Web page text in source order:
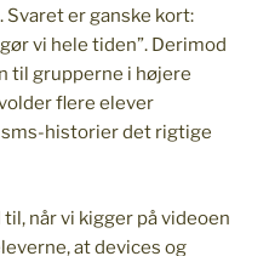
er ganske kort:
vi hele tiden”. Derimod
grupperne i højere
flere elever
historier det rigtige
når vi kigger på videoen
at devices og